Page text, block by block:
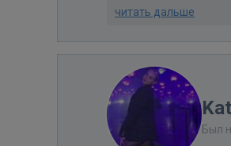
читать дальше
Был